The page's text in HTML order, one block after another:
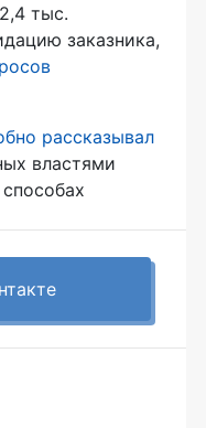
тыс.
заказника,
рассказывал
властями